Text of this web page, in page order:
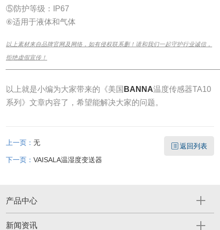
⑤防护等级：IP67
⑥适用于液体和气体
以上素材来自品牌官网及网络，如有侵权联系删！请和我们一起守护行业诚信，
拒绝虚假宣传！
以上就是小编为大家带来的《美国 BANNA温度传感器TA10
系列》文章内容了，希望能解决大家的问题。
上一页： 无
下一页： VAISALA温湿度变送器
返回列表
产品中心
新闻资讯